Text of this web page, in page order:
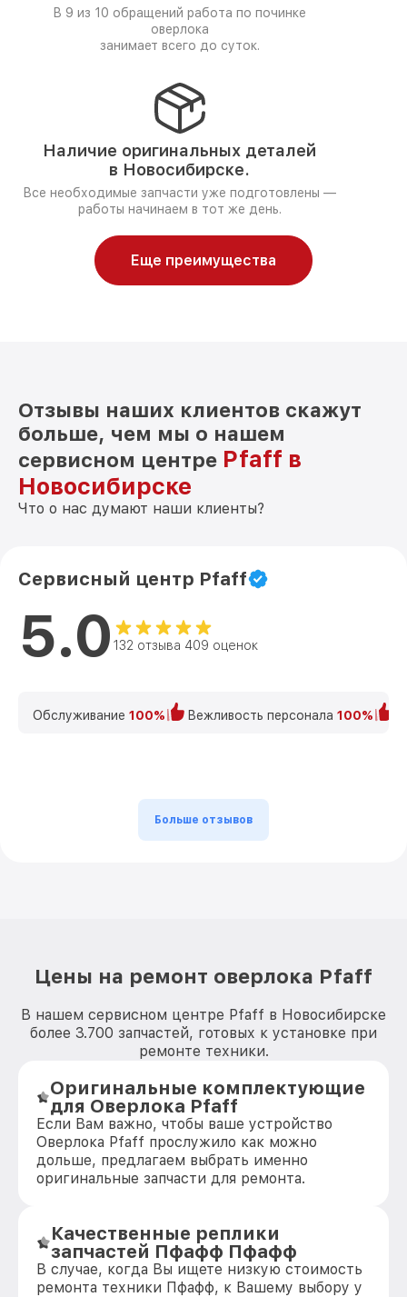
В 9 из 10 обращений работа по починке
оверлока
занимает всего до суток.
Наличие оригинальных деталей
в Новосибирске.
Все необходимые запчасти уже подготовлены —
работы начинаем в тот же день.
Еще преимущества
Отзывы наших клиентов скажут
больше, чем мы о нашем
сервисном центре Pfaff в
Новосибирске
Что о нас думают наши клиенты?
Сервисный центр Pfaff
5.0 132 отзыва 409 оценок
Обслуживание 100% Вежливость персонала 100%
Больше отзывов
Цены на ремонт оверлока Pfaff
В нашем сервисном центре Pfaff в Новосибирске
более 3.700 запчастей, готовых к установке при
ремонте техники.
Оригинальные комплектующие
для Оверлока Pfaff
Если Вам важно, чтобы ваше устройство
Оверлока Pfaff прослужило как можно
дольше, предлагаем выбрать именно
оригинальные запчасти для ремонта.
Качественные реплики
запчастей Пфафф Пфафф
В случае, когда Вы ищете низкую стоимость
ремонта техники Пфафф, к Вашему выбору у